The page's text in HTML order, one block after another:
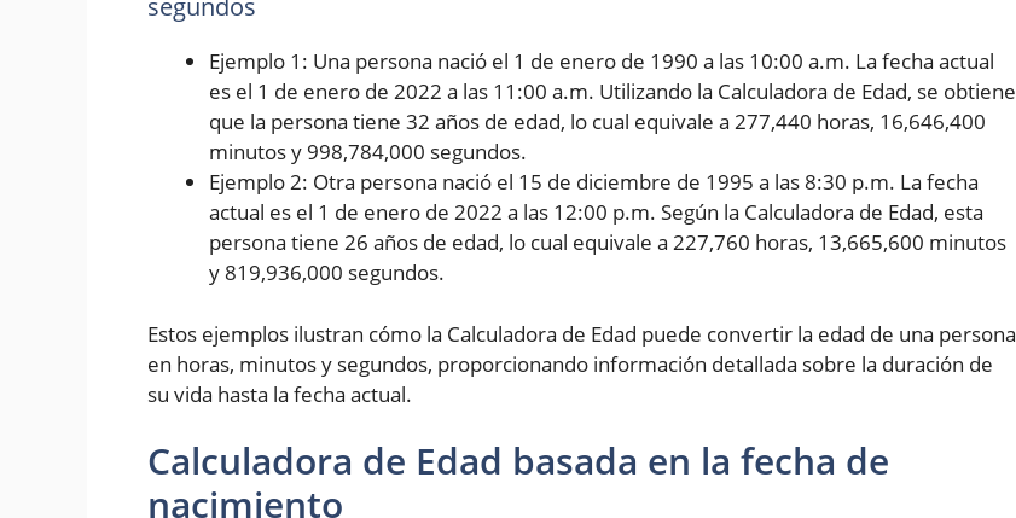
segundos
Ejemplo 1: Una persona nació el 1 de enero de 1990 a las 10:00 a.m. La fecha actual
es el 1 de enero de 2022 a las 11:00 a.m. Utilizando la Calculadora de Edad, se obtiene
que la persona tiene 32 años de edad, lo cual equivale a 277,440 horas, 16,646,400
minutos y 998,784,000 segundos.
Ejemplo 2: Otra persona nació el 15 de diciembre de 1995 a las 8:30 p.m. La fecha
actual es el 1 de enero de 2022 a las 12:00 p.m. Según la Calculadora de Edad, esta
persona tiene 26 años de edad, lo cual equivale a 227,760 horas, 13,665,600 minutos
y 819,936,000 segundos.
Estos ejemplos ilustran cómo la Calculadora de Edad puede convertir la edad de una persona
en horas, minutos y segundos, proporcionando información detallada sobre la duración de
su vida hasta la fecha actual.
Calculadora de Edad basada en la fecha de
nacimiento